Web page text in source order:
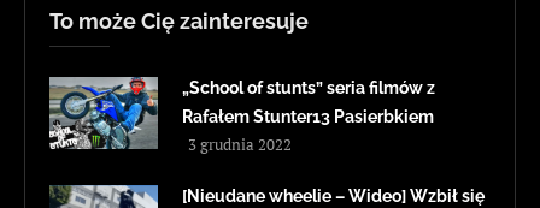
To może Cię zainteresuje
„School of stunts” seria filmów z
Rafałem Stunter13 Pasierbkiem
3 grudnia 2022
[Nieudane wheelie – Wideo] Wzbił się